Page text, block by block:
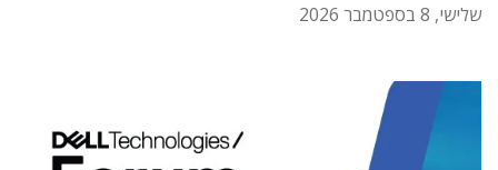
שלישי, 8 בספטמבר 2026